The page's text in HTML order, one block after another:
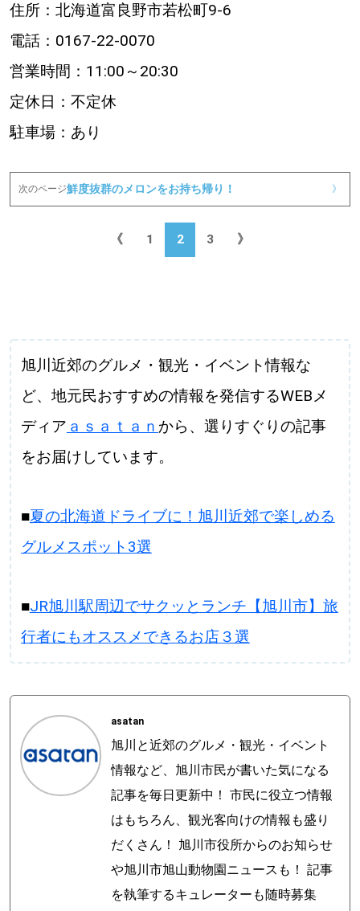
住所：北海道富良野市若松町9-6
電話：0167-22-0070
営業時間：11:00～20:30
定休日：不定休
駐車場：あり
次のページ鮮度抜群のメロンをお持ち帰り！ 》
《 1 2 3 》
旭川近郊のグルメ・観光・イベント情報な
ど、地元民おすすめの情報を発信するWEBメ
ディア ａｓａｔａｎ から、選りすぐりの記事
をお届けしています。
■夏の北海道ドライブに！旭川近郊で楽しめる
グルメスポット3選
■JR旭川駅周辺でサクッとランチ【旭川市】旅
行者にもオススメできるお店３選
asatan
旭川と近郊のグルメ・観光・イベント
情報など、旭川市民が書いた気になる
記事を毎日更新中！ 市民に役立つ情報
はもちろん、観光客向けの情報も盛り
だくさん！ 旭川市役所からのお知らせ
や旭川市旭山動物園ニュースも！ 記事
を執筆するキュレーターも随時募集